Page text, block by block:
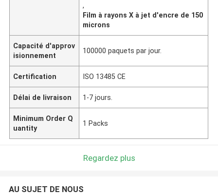
,
Film à rayons X à jet d'encre de 150
microns
Capacité d'approv
isionnement
100000 paquets par jour.
Certification ISO 13485 CE
Délai de livraison 1-7 jours.
Minimum Order Q
uantity
1 Packs
Regardez plus
AU SUJET DE NOUS